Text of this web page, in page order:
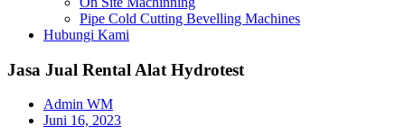
Pipe Cold Cutting Bevelling Machines
Hubungi Kami
Jasa Jual Rental Alat Hydrotest
Admin WM
Juni 16, 2023